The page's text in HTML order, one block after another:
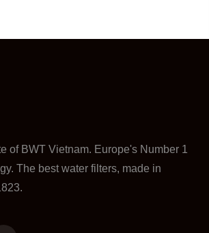
of BWT Vietnam. Europe's Number 1
The best water filters, made in